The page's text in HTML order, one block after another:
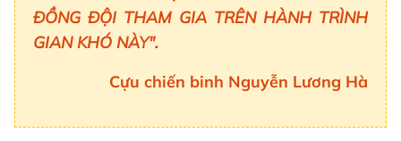
ĐỒNG ĐỘI THAM GIA TRÊN HÀNH TRÌNH
GIAN KHÓ NÀY".
Cựu chiến binh Nguyễn Lương Hà